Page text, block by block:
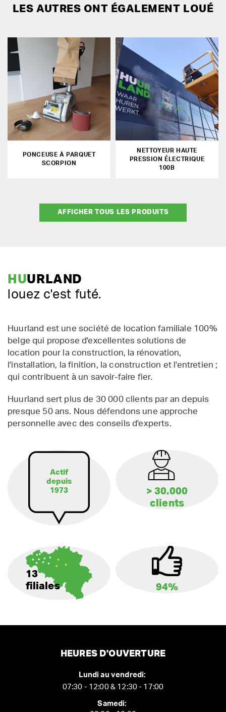
LES AUTRES ONT ÉGALEMENT LOUÉ
PONCEUSE À PARQUET
SCORPION
NETTOYEUR HAUTE
PRESSION ÉLECTRIQUE
100B
AFFICHER TOUS LES PRODUITS
HUURLAND
louez c'est futé.
Huurland est une société de location familiale 100%
belge qui propose d'excellentes solutions de
location pour la construction, la rénovation,
l'installation, la finition, la construction et l'entretien ;
qui contribuent à un savoir-faire fier.
Huurland sert plus de 30 000 clients par an depuis
presque 50 ans. Nous défendons une approche
personnelle avec des conseils d'experts.
Actif
depuis
1973
> 30.000
clients
13
filiales
94%
HEURES D'OUVERTURE
Lundi au vendredi:
07:30 - 12:00 & 12:30 - 17:00
Samedi: